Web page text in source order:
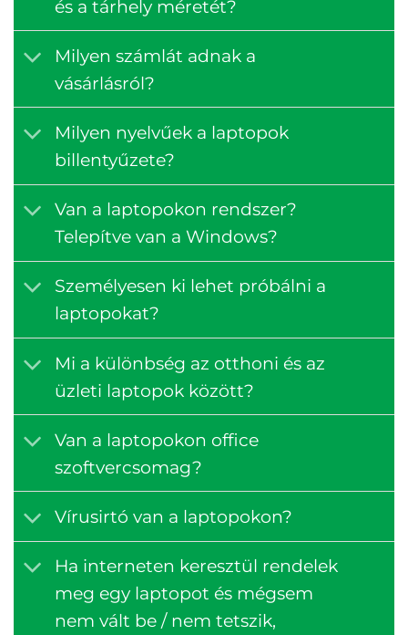
és a tárhely méretét?
Milyen számlát adnak a
vásárlásról?
Milyen nyelvűek a laptopok
billentyűzete?
Van a laptopokon rendszer?
Telepítve van a Windows?
Személyesen ki lehet próbálni a
laptopokat?
Mi a különbség az otthoni és az
üzleti laptopok között?
Van a laptopokon office
szoftvercsomag?
Vírusirtó van a laptopokon?
Ha interneten keresztül rendelek
meg egy laptopot és mégsem
nem vált be / nem tetszik,